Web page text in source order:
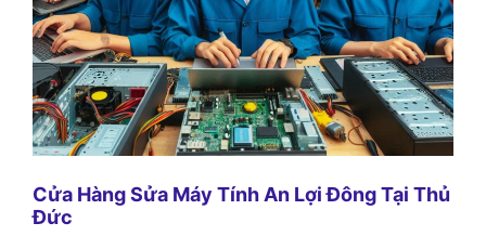
Cửa Hàng Sửa Máy Tính An Lợi Đông Tại Thủ
Đức